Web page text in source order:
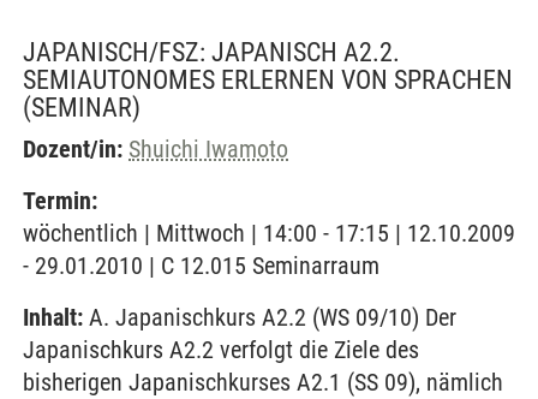
JAPANISCH/FSZ: JAPANISCH A2.2.
SEMIAUTONOMES ERLERNEN VON SPRACHEN
(SEMINAR)
Dozent/in: Shuichi Iwamoto
Termin:
wöchentlich | Mittwoch | 14:00 - 17:15 | 12.10.2009
- 29.01.2010 | C 12.015 Seminarraum
Inhalt: A. Japanischkurs A2.2 (WS 09/10) Der
Japanischkurs A2.2 verfolgt die Ziele des
bisherigen Japanischkurses A2.1 (SS 09), nämlich